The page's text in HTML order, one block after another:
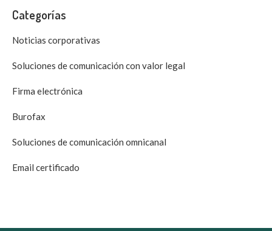
Categorías
Noticias corporativas
Soluciones de comunicación con valor legal
Firma electrónica
Burofax
Soluciones de comunicación omnicanal
Email certificado